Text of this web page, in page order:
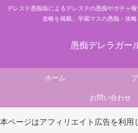
デレステ愚痴垢によるデレステの愚痴やガチャ
攻略を掲載。学園マスの愚痴・攻略
愚痴デレラガー
ホーム
お問い合わせ
本ページはアフィリエイト広告を利用